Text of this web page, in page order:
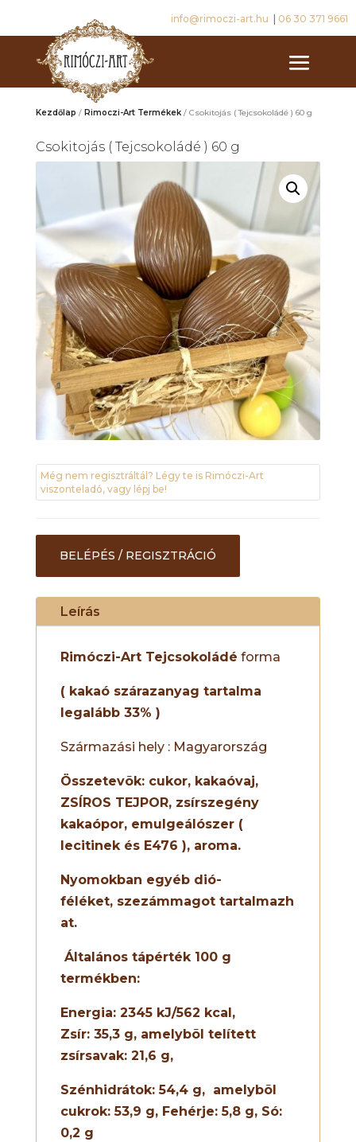
info@rimoczi-art.hu 06 30 371 9661
Kezdőlap / Rimoczi-Art Termékek/ Csokitojás ( Tejcsokoládé ) 60 g
Csokitojás ( Tejcsokoládé ) 60 g
Még nem regisztráltál? Légy te is Rimóczi-Art
viszonteladó, vagy lépj be!
BELÉPÉS / REGISZTRÁCIÓ
Leírás
Rimóczi-Art Tejcsokoládé forma
( kakaó szárazanyag tartalma
legalább 33% )
Származási hely : Magyarország
Összetevõk: cukor, kakaóvaj,
ZSÍROS TEJPOR, zsírszegény
kakaópor, emulgeálószer (
lecitinek és E476 ), aroma.
Nyomokban egyéb dió-
féléket, szezámmagot tartalmazh
at.
Általános tápérték 100 g
termékben:
Energia: 2345kJ/562 kcal,
Zsír: 35,3g, amelybõl telített
zsírsavak: 21,6 g,
Szénhidrátok:54,4g, amelybõl
cukrok:53,9 g, Fehérje:5,8 g, Só:
0,2 g